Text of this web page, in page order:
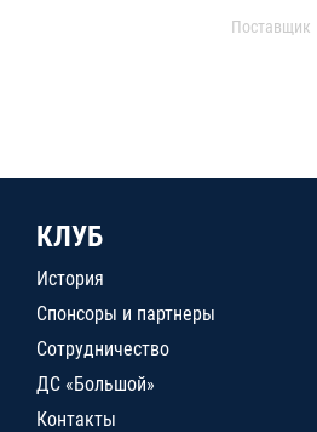
Поставщик
КЛУБ
История
Спонсоры и партнеры
Сотрудничество
ДС «Большой»
Контакты